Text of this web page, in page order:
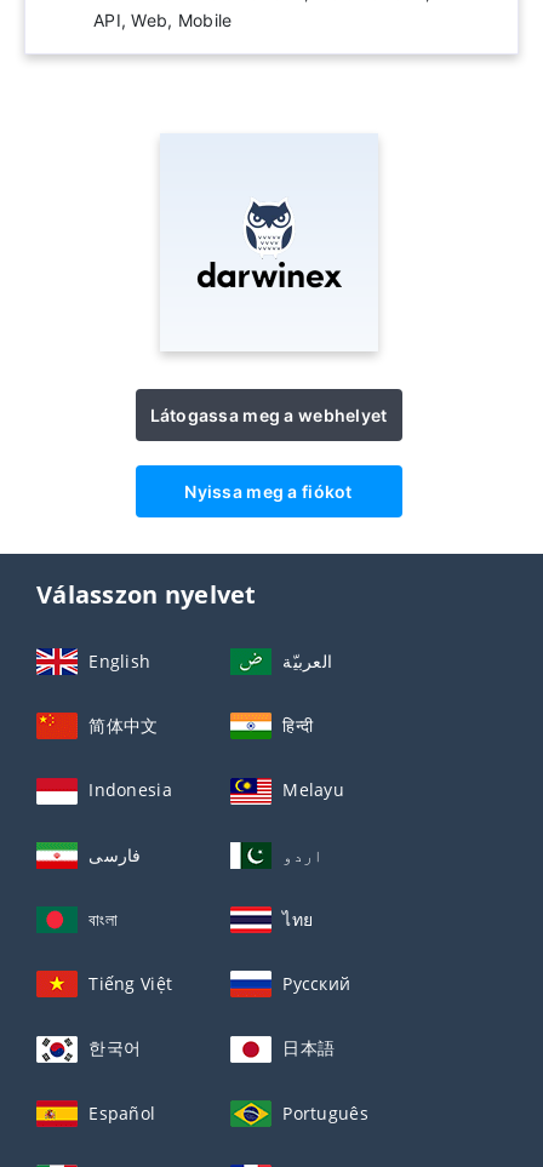
API, Web, Mobile
Látogassa meg a webhelyet
Nyissa meg a fiókot
Válasszon nyelvet
English العربيّة
简体中文 हिन्दी
Indonesia Melayu
فارسی اردو
বাংলা ไทย
Tiếng Việt Русский
한국어 日本語
Español Português